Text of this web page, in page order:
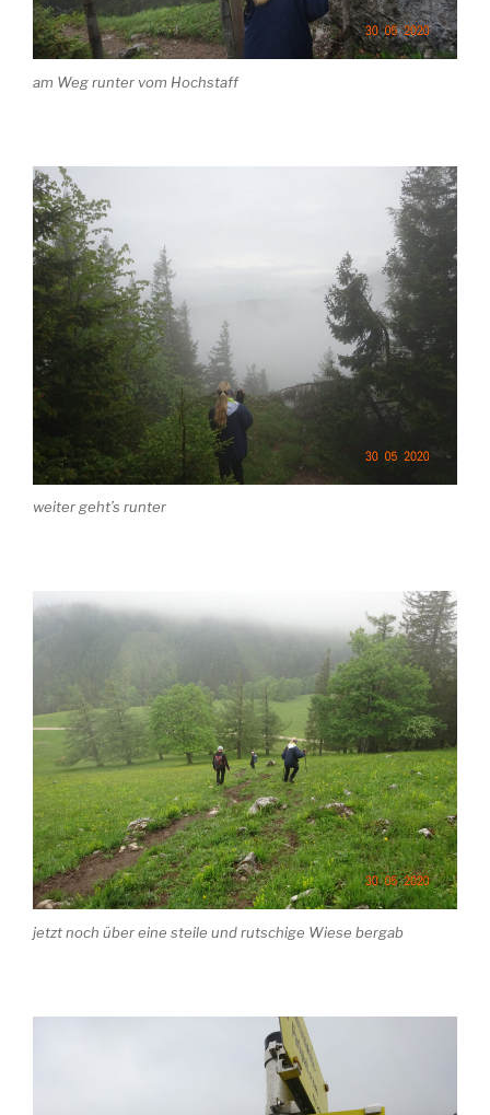
am Weg runter vom Hochstaff
weiter geht’s runter
jetzt noch über eine steile und rutschige Wiese bergab